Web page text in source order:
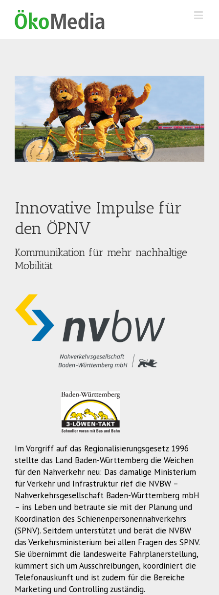
Innovative Impulse für
den ÖPNV
Kommunikation für mehr nachhaltige
Mobilität
Im Vorgriff auf das Regionalisierungsgesetz 1996
stellte das Land Baden-Württemberg die Weichen
für den Nahverkehr neu: Das damalige Ministerium
für Verkehr und Infrastruktur rief die NVBW –
Nahverkehrsgesellschaft Baden-Württemberg mbH
– ins Leben und betraute sie mit der Planung und
Koordination des Schienenpersonennahverkehrs
(SPNV). Seitdem unterstützt und berät die NVBW
das Verkehrsministerium bei allen Fragen des SPNV.
Sie übernimmt die landesweite Fahrplanerstellung,
kümmert sich um Ausschreibungen, koordiniert die
Telefonauskunft und ist zudem für die Bereiche
Marketing und Controlling zuständig.